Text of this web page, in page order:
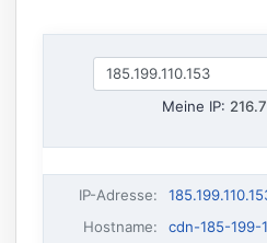
Meine IP:
IP-Adresse:
Hostname:
cdn-185-199-